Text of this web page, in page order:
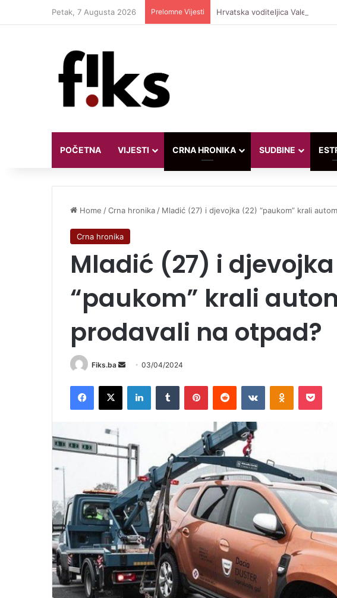
Petak, 7 Augusta 2026 Prelomne Vijesti Hrvatska voditeljica Valentina
POČETNA VIJESTI CRNA HRONIKA SUDBINE
Home /Crna hronika / Mladić (27) i djevojka (22) “paukom” krali
Crna hronika
Mladić (27) i
“paukom” krali
prodavali na otpad?
Fiks.ba
Send
email
03/04/2024
Facebook
X LinkedInTumblr PinterestReddit VKontakte